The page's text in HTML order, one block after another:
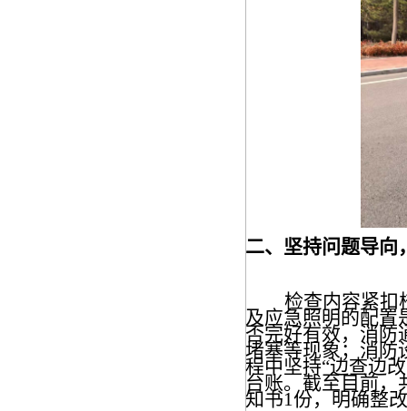
二、坚持问题导向
检查内容紧扣
及应急照明的配置
否完好有效，消防
堵塞等现象；消防
程中坚持“边查边
台账。截至目前，
知书1份，明确整